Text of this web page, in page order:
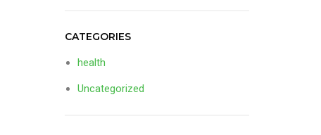
CATEGORIES
health
Uncategorized